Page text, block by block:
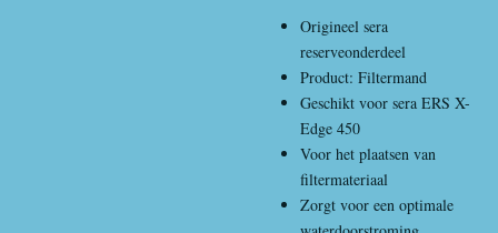
Origineel sera
reserveonderdeel
Product: Filtermand
Geschikt voor sera ERS X-
Edge 450
Voor het plaatsen van
filtermateriaal
Zorgt voor een optimale